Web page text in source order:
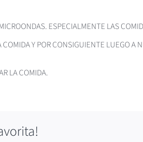
ESPECIALMENTE LAS
Y POR CONSIGUIENTE LUEGO A
LA COMIDA.